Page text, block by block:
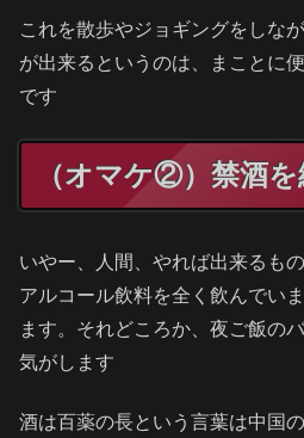
これを散歩やジョギングをしな
が出来るというのは、まことに
です
（オマケ②）禁酒を
いやー、人間、やれば出来るも
アルコール飲料を全く飲んでい
ます。それどころか、夜ご飯の
気がします
酒は百薬の長という言葉は中国